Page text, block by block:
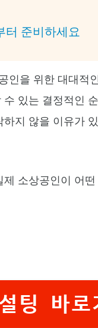
터 준비하세요
인을 위한 대대적
있는 결정적인
지 않을 이유가
소상공인이 어
팅 바로